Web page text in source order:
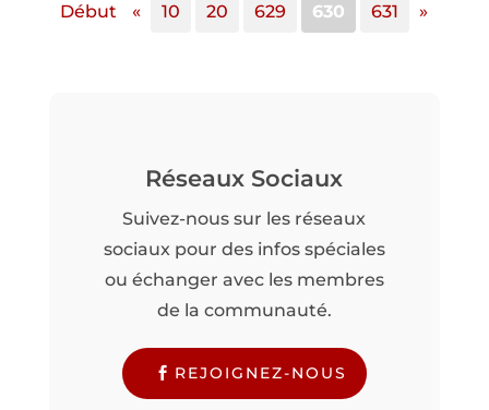
Début « 10 20 629 630 631 »
Réseaux Sociaux
Suivez-nous sur les réseaux
sociaux pour des infos spéciales
ou échanger avec les membres
de la communauté.
REJOIGNEZ-NOUS